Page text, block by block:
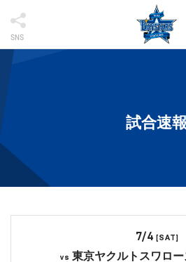
SNS
試合速報
7/4 [SAT]
vs 東京ヤクルトスワロ